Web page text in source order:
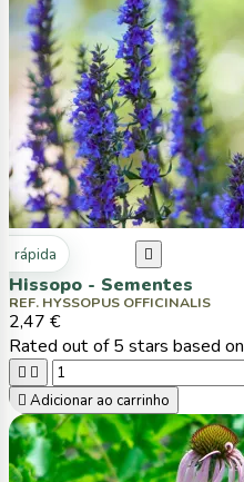
rápida 
Hissopo - Sementes
REF. HYSSOPUS OFFICINALIS
2,47 €
Rated out of 5 stars based on
 
 Adicionar ao carrinho